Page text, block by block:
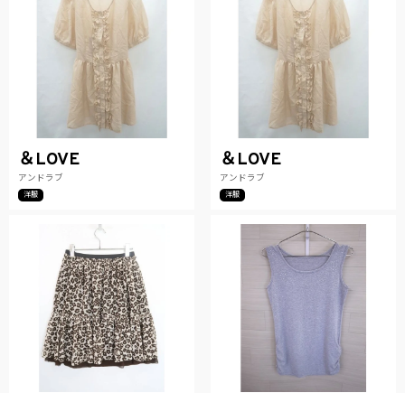
＆LOVE
アンドラブ
洋服
＆LOVE
アンドラブ
洋服